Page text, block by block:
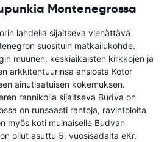
Montenegrossa
lahdella sijaitseva viehättävä
suosituin matkailukohde.
muurien, keskiaikaisten kirkkojen ja
arkkitehtuurinsa ansiosta Kotor
ainutlaatuisen kokemuksen.
rannikolla sijaitseva Budva on
on runsaasti rantoja, ravintoloita
myös koti muinaiselle Budvan
ollut asuttu 5. vuosisadalta eKr.